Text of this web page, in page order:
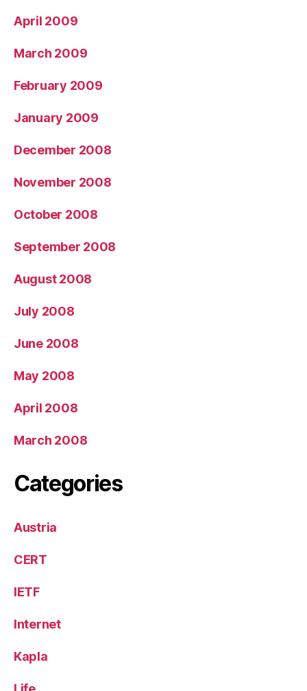
April 2009
March 2009
February 2009
January 2009
December 2008
November 2008
October 2008
September 2008
August 2008
July 2008
June 2008
May 2008
April 2008
March 2008
Categories
Austria
CERT
IETF
Internet
Kapla